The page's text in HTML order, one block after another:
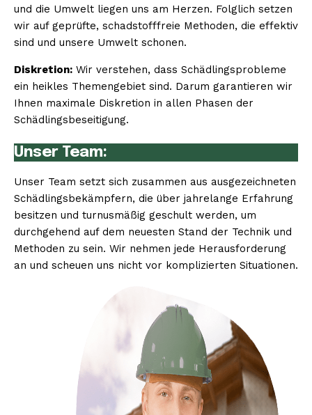
und die Umwelt liegen uns am Herzen. Folglich setzen
wir auf geprüfte, schadstofffreie Methoden, die effektiv
sind und unsere Umwelt schonen.
Diskretion: Wir verstehen, dass Schädlingsprobleme
ein heikles Themengebiet sind. Darum garantieren wir
Ihnen maximale Diskretion in allen Phasen der
Schädlingsbeseitigung.
Unser Team:
Unser Team setzt sich zusammen aus ausgezeichneten
Schädlingsbekämpfern, die über jahrelange Erfahrung
besitzen und turnusmäßig geschult werden, um
durchgehend auf dem neuesten Stand der Technik und
Methoden zu sein. Wir nehmen jede Herausforderung
an und scheuen uns nicht vor komplizierten Situationen.